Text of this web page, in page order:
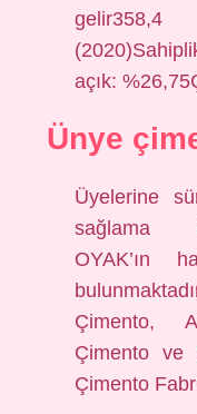
açık:
Ünye
Üyelerine
sağlama
OYAK’ın
Çimento,
Çimento ve
Çimento